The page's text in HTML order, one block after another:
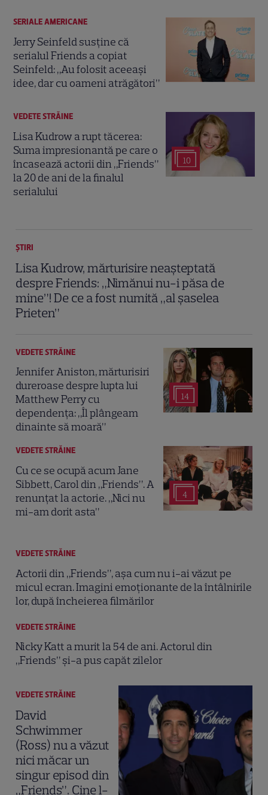
SERIALE AMERICANE
Jerry Seinfeld susține că
serialul Friends a copiat
Seinfeld: „Au folosit aceeași
idee, dar cu oameni atrăgători”
10
VEDETE STRĂINE
Lisa Kudrow a rupt tăcerea:
Suma impresionantă pe care o
încasează actorii din „Friends”
la 20 de ani de la finalul
serialului
ȘTIRI
Lisa Kudrow, mărturisire neașteptată
despre Friends: „Nimănui nu-i păsa de
mine”! De ce a fost numită „al șaselea
Prieten”
14
VEDETE STRĂINE
Jennifer Aniston, mărturisiri
dureroase despre lupta lui
Matthew Perry cu
dependența: „Îl plângeam
dinainte să moară”
4
VEDETE STRĂINE
Cu ce se ocupă acum Jane
Sibbett, Carol din „Friends”. A
renunțat la actorie. „Nici nu
mi-am dorit asta”
VEDETE STRĂINE
Actorii din „Friends”, așa cum nu i-ai văzut pe
micul ecran. Imagini emoționante de la întâlnirile
lor, după încheierea filmărilor
VEDETE STRĂINE
Nicky Katt a murit la 54 de ani. Actorul din
„Friends” și-a pus capăt zilelor
VEDETE STRĂINE
David
Schwimmer
(Ross) nu a văzut
nici măcar un
singur episod din
„Friends”. Cine l-